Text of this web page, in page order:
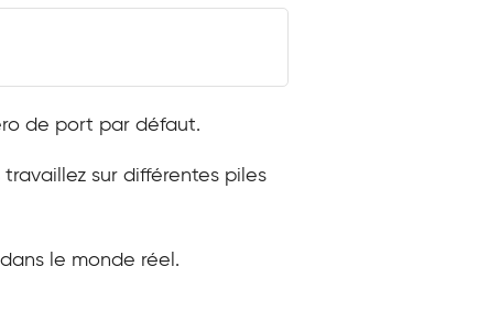
de port par défaut.
travaillez sur différentes piles
le monde réel.